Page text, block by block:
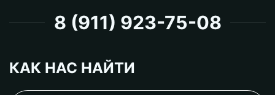
8 (911) 923-75-08
КАК НАС НАЙТИ